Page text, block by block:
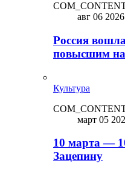
авг 06 2026
Россия
повысшим
Культура
март 05
10 марта —
Зацепину